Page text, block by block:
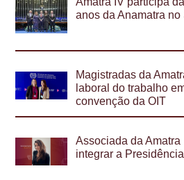
anos da Anamatra no
Magistradas da
laboral do trabalho
convenção da OIT
Associada da
integrar a